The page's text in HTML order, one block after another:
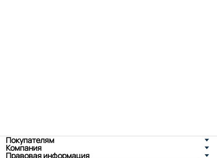
Покупателям
Компания
Правовая информация